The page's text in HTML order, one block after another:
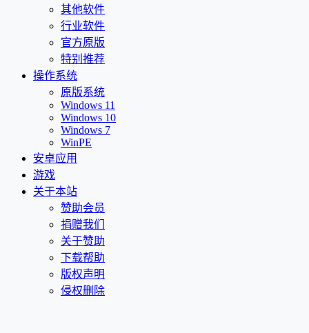
其他软件
行业软件
官方原版
特别推荐
操作系统
原版系统
Windows 11
Windows 10
Windows 7
WinPE
安卓应用
游戏
关于本站
赞助会员
捐赠我们
关于赞助
下载帮助
版权声明
侵权删除